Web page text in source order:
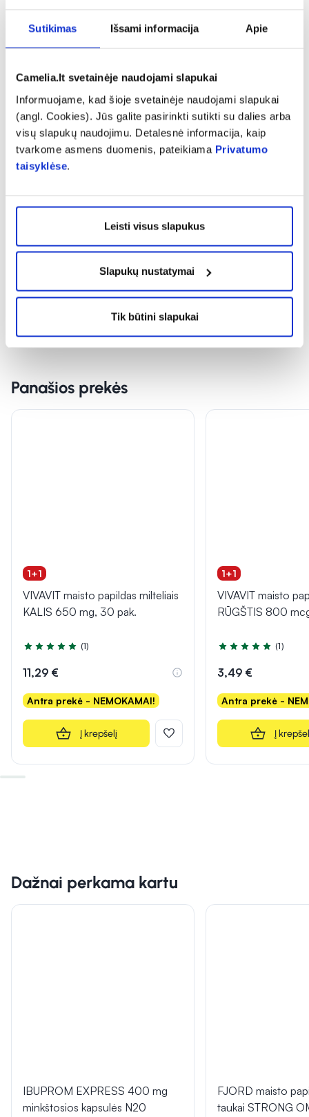
Sutikimas Išsami informacija Apie
Camelia.lt svetainėje naudojami slapukai
Informuojame, kad šioje svetainėje naudojami slapukai
(angl. Cookies). Jūs galite pasirinkti sutikti su dalies arba
visų slapukų naudojimu. Detalesnė informacija, kaip
tvarkome asmens duomenis, pateikiama Privatumo
taisyklėse.
Leisti visus slapukus
Slapukų nustatymai
Tik būtini slapukai
Atsiliepimai (1)
5
Atsiliepimą gali palikti tik prekę įsigiję klientai
Panašios prekės
1+1
VIVAVIT maisto papildas milteliais
KALIS 650 mg, 30 pak.
Įvertinimas 5.0 iš 5
(1)
11,29 €
Antra prekė - NEMOKAMAI!
Į krepšelį
1+1
VIVAVIT maisto
RŪGŠTIS 800
Įvertinimas 5.0 iš 5
(1)
3,49 €
Antra prekė -
Į
Dažnai perkama kartu
IBUPROM EXPRESS 400 mg
minkštosios kapsulės N20
FJORD maisto
taukai STRONG